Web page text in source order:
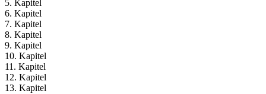
5. Kapitel
6. Kapitel
7. Kapitel
8. Kapitel
9. Kapitel
10. Kapitel
11. Kapitel
12. Kapitel
13. Kapitel